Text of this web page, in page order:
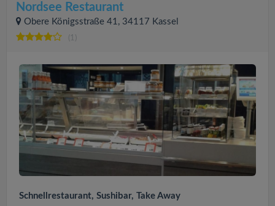
Nordsee Restaurant
Obere Königsstraße 41, 34117 Kassel
(1)
Schnellrestaurant, Sushibar, Take Away